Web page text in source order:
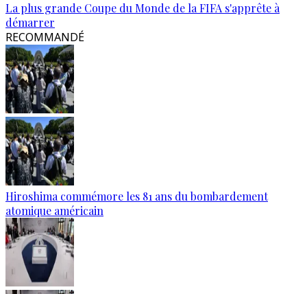
La plus grande Coupe du Monde de la FIFA s'apprête à
démarrer
RECOMMANDÉ
Hiroshima commémore les 81 ans du bombardement
atomique américain